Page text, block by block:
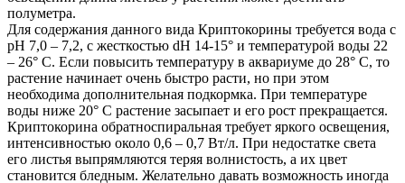
полуметра.
Для содержания данного вида Криптокорины требуется вода с
pH 7,0 – 7,2, с жесткостью dH 14-15° и температурой воды 22
– 26° С. Если повысить температуру в аквариуме до 28° С, то
растение начинает очень быстро расти, но при этом
необходима дополнительная подкормка. При температуре
воды ниже 20° С растение засыпает и его рост прекращается.
Криптокорина обратноспиральная требует яркого освещения,
интенсивностью около 0,6 – 0,7 Вт/л. При недостатке света
его листья выпрямляются теряя волнистость, а их цвет
становится бледным. Желательно давать возможность иногда